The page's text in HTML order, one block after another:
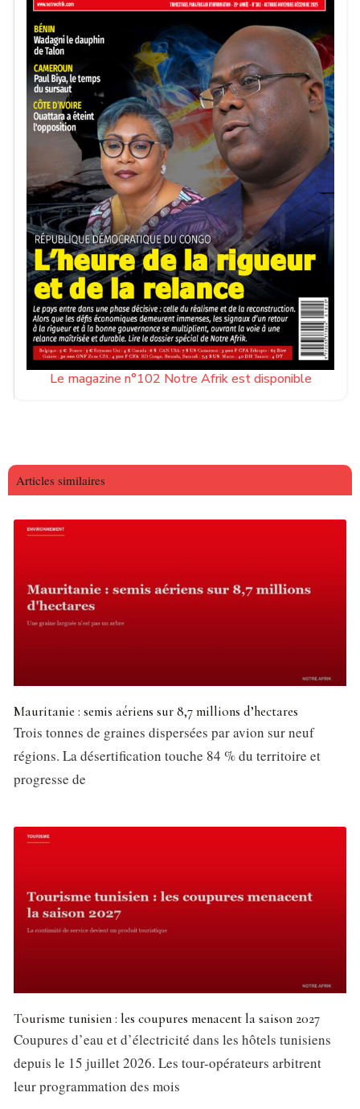
Le magazine n°102 Notre Afrik est disponible
Articles similaires
Mauritanie : semis aériens sur 8,7 millions d’hectares
Trois tonnes de graines dispersées par avion sur neuf
régions. La désertification touche 84 % du territoire et
progresse de
Tourisme tunisien : les coupures menacent la saison 2027
Coupures d’eau et d’électricité dans les hôtels tunisiens
depuis le 15 juillet 2026. Les tour-opérateurs arbitrent
leur programmation des mois